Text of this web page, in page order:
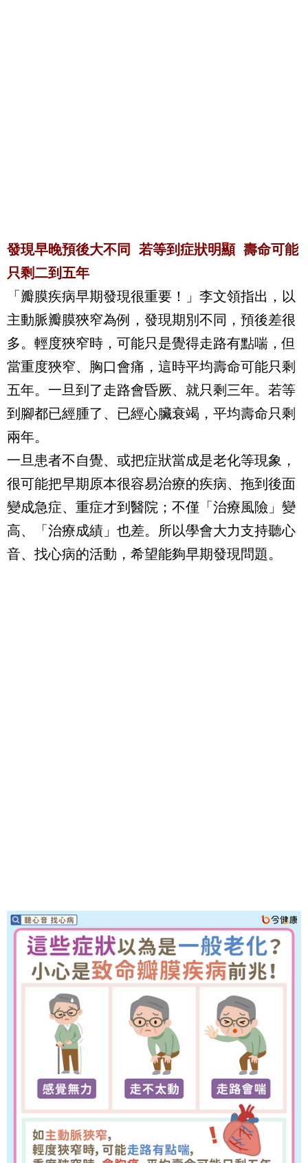
發現早晚預後大不同 若等到症狀明顯 壽命可能
只剩二到五年
「瓣膜疾病早期發現很重要！」李文領指出，以
主動脈瓣膜狹窄為例，發現期別不同，預後差很
多。輕度狹窄時，可能只是覺得走路有點喘，但
當重度狹窄、胸口會痛，這時平均壽命可能只剩
五年。一旦到了走路會昏厥、就只剩三年。若等
到腳都已經腫了、已經心臟衰竭，平均壽命只剩
兩年。
一旦患者不自覺、或把症狀當成是老化等現象，
很可能把早期原本很容易治療的疾病、拖到後面
變成急症、重症才到醫院；不僅「治療風險」變
高、「治療成績」也差。所以學會大力支持聽心
音、找心病的活動，希望能夠早期發現問題。